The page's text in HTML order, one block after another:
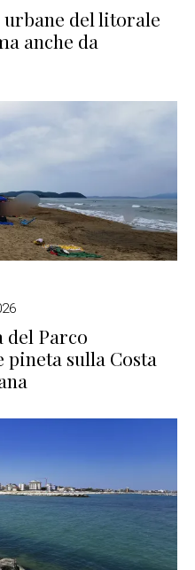
urbane del litorale
anche da
del Parco
sulla Costa